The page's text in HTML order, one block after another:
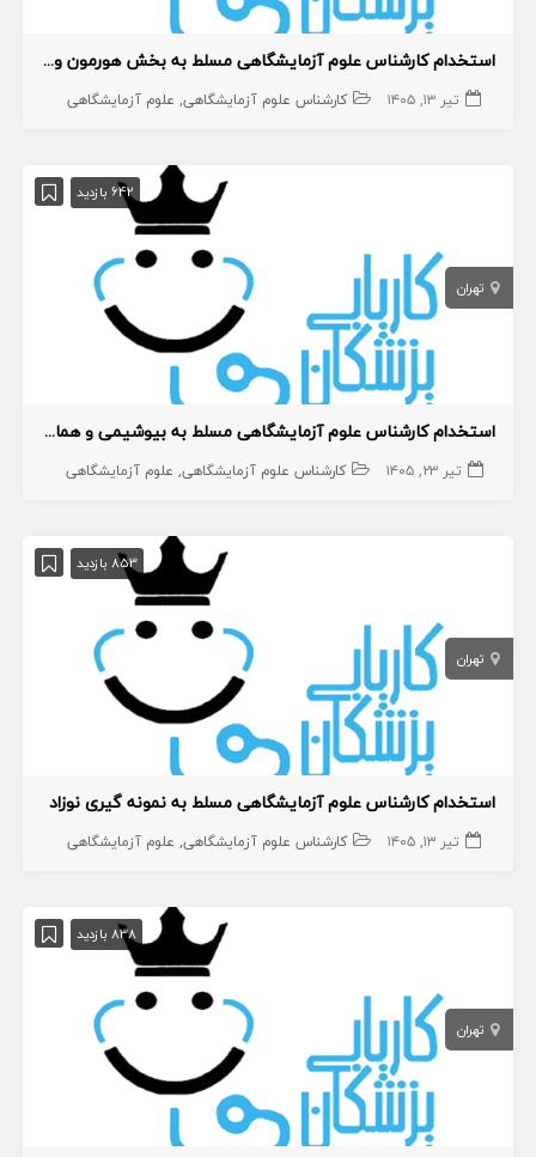
استخدام کارشناس علوم آزمایشگاهی مسلط به بخش هورمون و هماتولوژی
تیر ۱۳, ۱۴۰۵ کارشناس علوم آزمایشگاهی علوم آزمایشگاهی
642 بازدید
تهران
استخدام کارشناس علوم آزمایشگاهی مسلط به بیوشیمی و هماتولوژی
تیر ۲۳, ۱۴۰۵ کارشناس علوم آزمایشگاهی علوم آزمایشگاهی
853 بازدید
تهران
استخدام کارشناس علوم آزمایشگاهی مسلط به نمونه گیری نوزاد
تیر ۱۳, ۱۴۰۵ کارشناس علوم آزمایشگاهی علوم آزمایشگاهی
838 بازدید
تهران